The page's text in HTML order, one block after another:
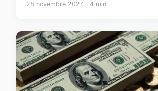
28 novembre 2024 · 4 min